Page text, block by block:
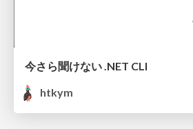
今さら聞けない .NET CLI
htkym